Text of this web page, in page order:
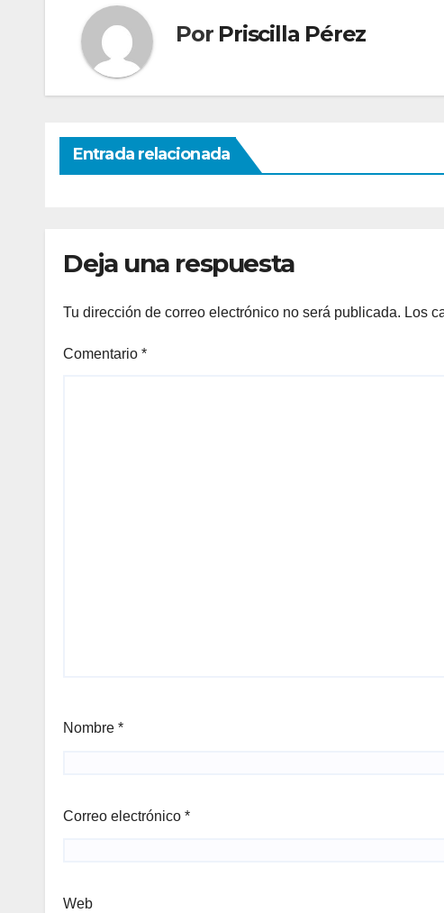
Por Priscilla Pérez
Entrada relacionada
Deja una respuesta
Tu dirección de correo electrónico no será publicada. Los
Comentario *
Nombre *
Correo electrónico *
Web